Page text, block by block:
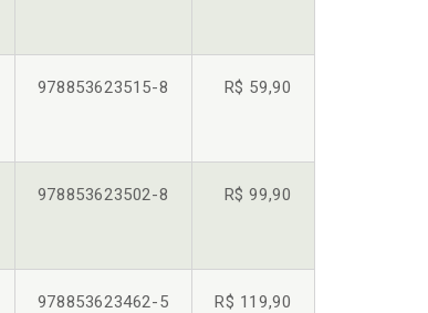
978853623515-8 R$ 59,90
978853623502-8 R$ 99,90
978853623462-5 R$ 119,90